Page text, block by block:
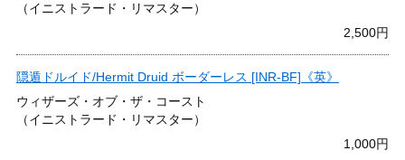
（イニストラード・リマスター）
2,500円
隠遁ドルイド/Hermit Druid ボーダーレス [INR-BF]《英》
ウィザーズ・オブ・ザ・コースト
（イニストラード・リマスター）
1,000円